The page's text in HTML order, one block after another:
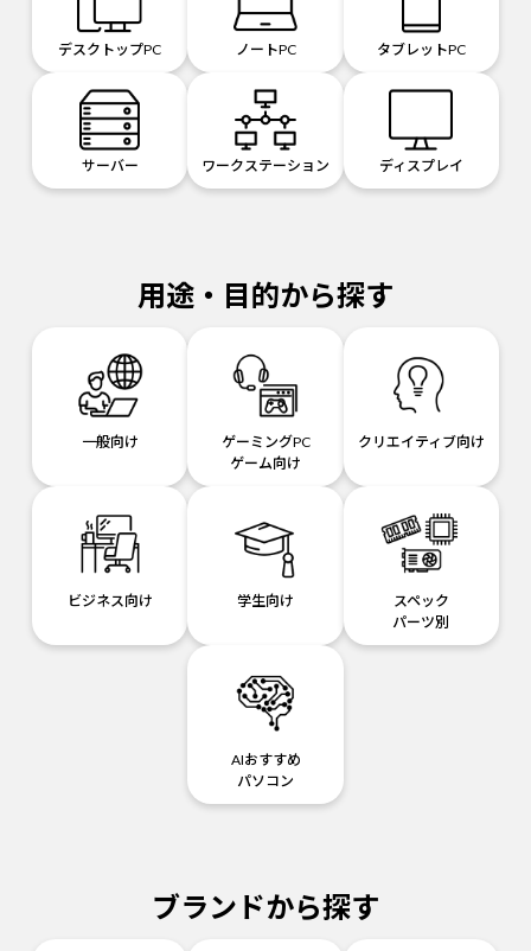
デスクトップPC ノートPC タブレットPC
サーバー ワークステーション ディスプレイ
用途・目的から探す
一般向け
ゲーミングPC
ゲーム向け
クリエイティブ向け
ビジネス向け 学生向け
スペック
パーツ別
AIおすすめ
パソコン
ブランドから探す